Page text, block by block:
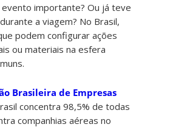
importante? Ou já teve
a viagem? No Brasil,
podem configurar ações
ou materiais na esfera
Brasileira de Empresas
concentra 98,5% de todas
companhias aéreas no